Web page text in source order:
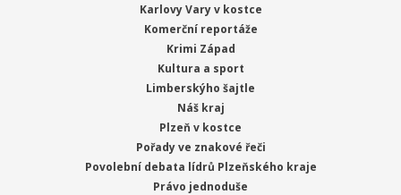
Karlovy Vary v kostce
Komerční reportáže
Krimi Západ
Kultura a sport
Limberskýho šajtle
Náš kraj
Plzeň v kostce
Pořady ve znakové řeči
Povolební debata lídrů Plzeňského kraje
Právo jednoduše